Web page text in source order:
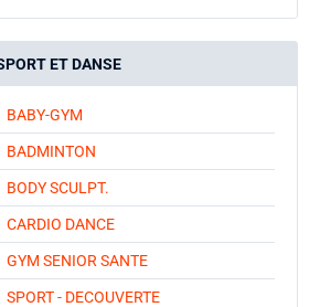
ET DANSE
BABY-GYM
BADMINTON
BODY SCULPT.
CARDIO DANCE
GYM SENIOR SANTE
SPORT - DECOUVERTE